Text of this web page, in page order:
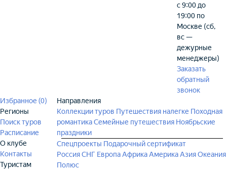
с 9:00 до
19:00 по
Москве (сб,
вс —
дежурные
менеджеры)
Заказать
обратный
звонок
Избранное (0)
Регионы
Поиск туров
Расписание
О клубе
Контакты
Туристам
Направления
Коллекции туров Путешествия налегке Походная
романтикаСемейные путешествия Ноябрьские
праздники
Спецпроекты Подарочный сертификат
РоссияСНГ ЕвропаАфрикаАмерикаАзияОкеания
Полюс